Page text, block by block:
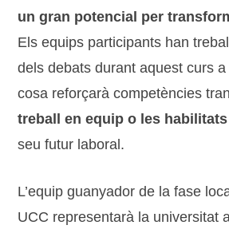
un gran potencial per
Els equips participants han
dels debats durant aquest curs a
cosa reforçarà competències
treball en equip o les habilitats
seu futur laboral.
L’equip guanyador de la fase
UCC representarà la universitat